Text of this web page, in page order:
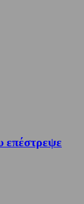
επέστρεψε